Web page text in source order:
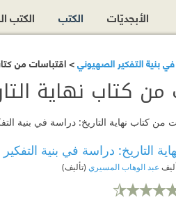
في بنية التفكير الصهيوني> اقتباسات من
من كتاب نهاية
من كتاب نهاية التاريخ: دراسة في بنية
التاريخ: دراسة في بنية
عبد الوهاب المسيري (تأليف)
الأبجديّات الكتب الكتب